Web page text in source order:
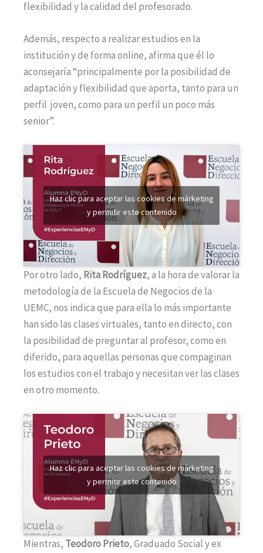
flexibilidad y la calidad del profesorado.
Además, respecto a realizar estudios en la
institución y de forma online, afirma que él lo
aconsejaría “principalmente por la posibilidad de
adaptación y flexibilidad que aporta, tanto para un
perfil joven, como para un perfil un poco más
senior”.
Haz clic para aceptar las cookies de márketing
y permitir este contenido
Por otro lado, Rita Rodríguez, a la hora de valorar la
metodología de la Escuela de Negocios de la
UEMC, nos indica que para ella lo más importante
han sido las clases virtuales, tanto en directo, con
la posibilidad de preguntar al profesor, como en
diferido, para aquellas personas que compaginan
los estudios con el trabajo y necesitan ver las clases
en otro momento.
Haz clic para aceptar las cookies de márketing
y permitir este contenido
Mientras, Teodoro Prieto, Graduado Social y ex